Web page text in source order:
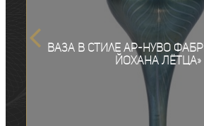
Ваза в стиле ар-нуво
Йохана Лётца»